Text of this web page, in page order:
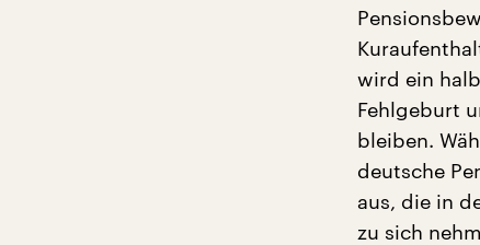
wird ein
Fehlgeburt
bleiben.
deutsche
aus, die in
zu sich